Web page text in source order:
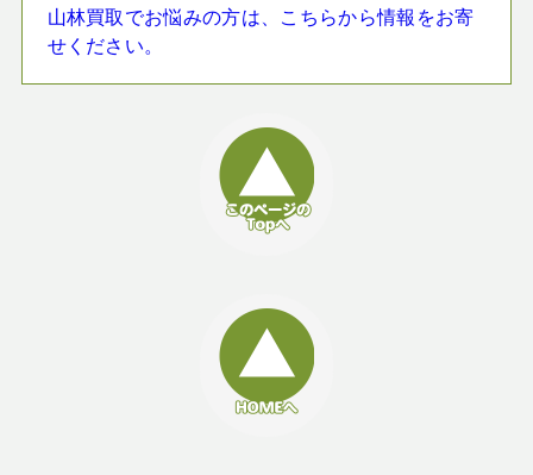
山林買取でお悩みの方は、こちらから情報をお寄
せください。